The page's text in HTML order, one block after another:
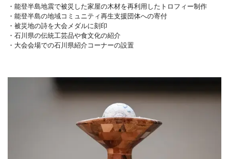
・能登半島地震で被災した家屋の木材を再利用したトロフィー制作
・能登半島の地域コミュニティ再生支援団体への寄付
・被災地の詩を大会メダルに刻印
・石川県の伝統工芸品や食文化の紹介
・大会会場での石川県紹介コーナーの設置